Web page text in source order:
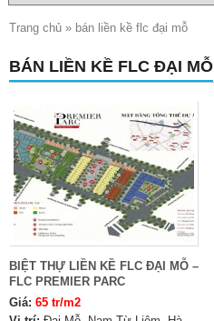
Trang chủ » bán liền kề flc đại mỗ
BÁN LIỀN KỀ FLC ĐẠI MỖ
BIỆT THỰ LIỀN KỀ FLC ĐẠI MỖ –
FLC PREMIER PARC
Giá: 65 tr/m2